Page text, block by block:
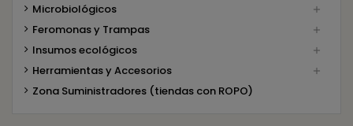
Microbiológicos

Feromonas y Trampas 
Insumos ecológicos 
Herramientas y Accesorios 
Zona Suministradores (tiendas con ROPO)